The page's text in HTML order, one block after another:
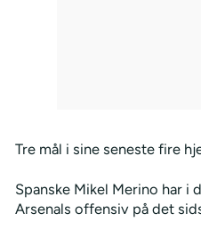
Tre mål i sine seneste fire
Spanske Mikel Merino har i
Arsenals offensiv på det